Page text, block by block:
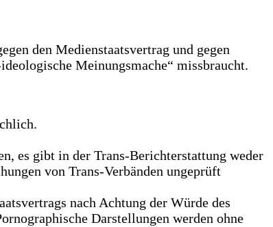
den Medienstaatsvertrag und gegen
Meinungsmache“ missbraucht.
es gibt in der Trans-Berichterstattung weder
von Trans-Verbänden ungeprüft
nach Achtung der Würde des
Darstellungen werden ohne